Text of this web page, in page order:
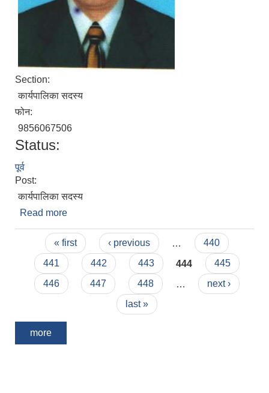
Section:
कार्यपालिका सदस्य
फोन:
9856067506
Status:
पूर्व
Post:
कार्यपालिका सदस्य
Read more
Pages« first ‹ previous
440
441
442 443 444
445
446
447 448
next ›
last »
more